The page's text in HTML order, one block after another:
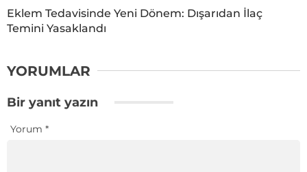
Eklem Tedavisinde Yeni Dönem: Dışarıdan İlaç
Temini Yasaklandı
YORUMLAR
Bir yanıt yazın
Yorum *